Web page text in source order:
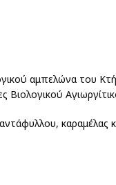
αμπελώνα του
Βιολογικού
καραμέλας